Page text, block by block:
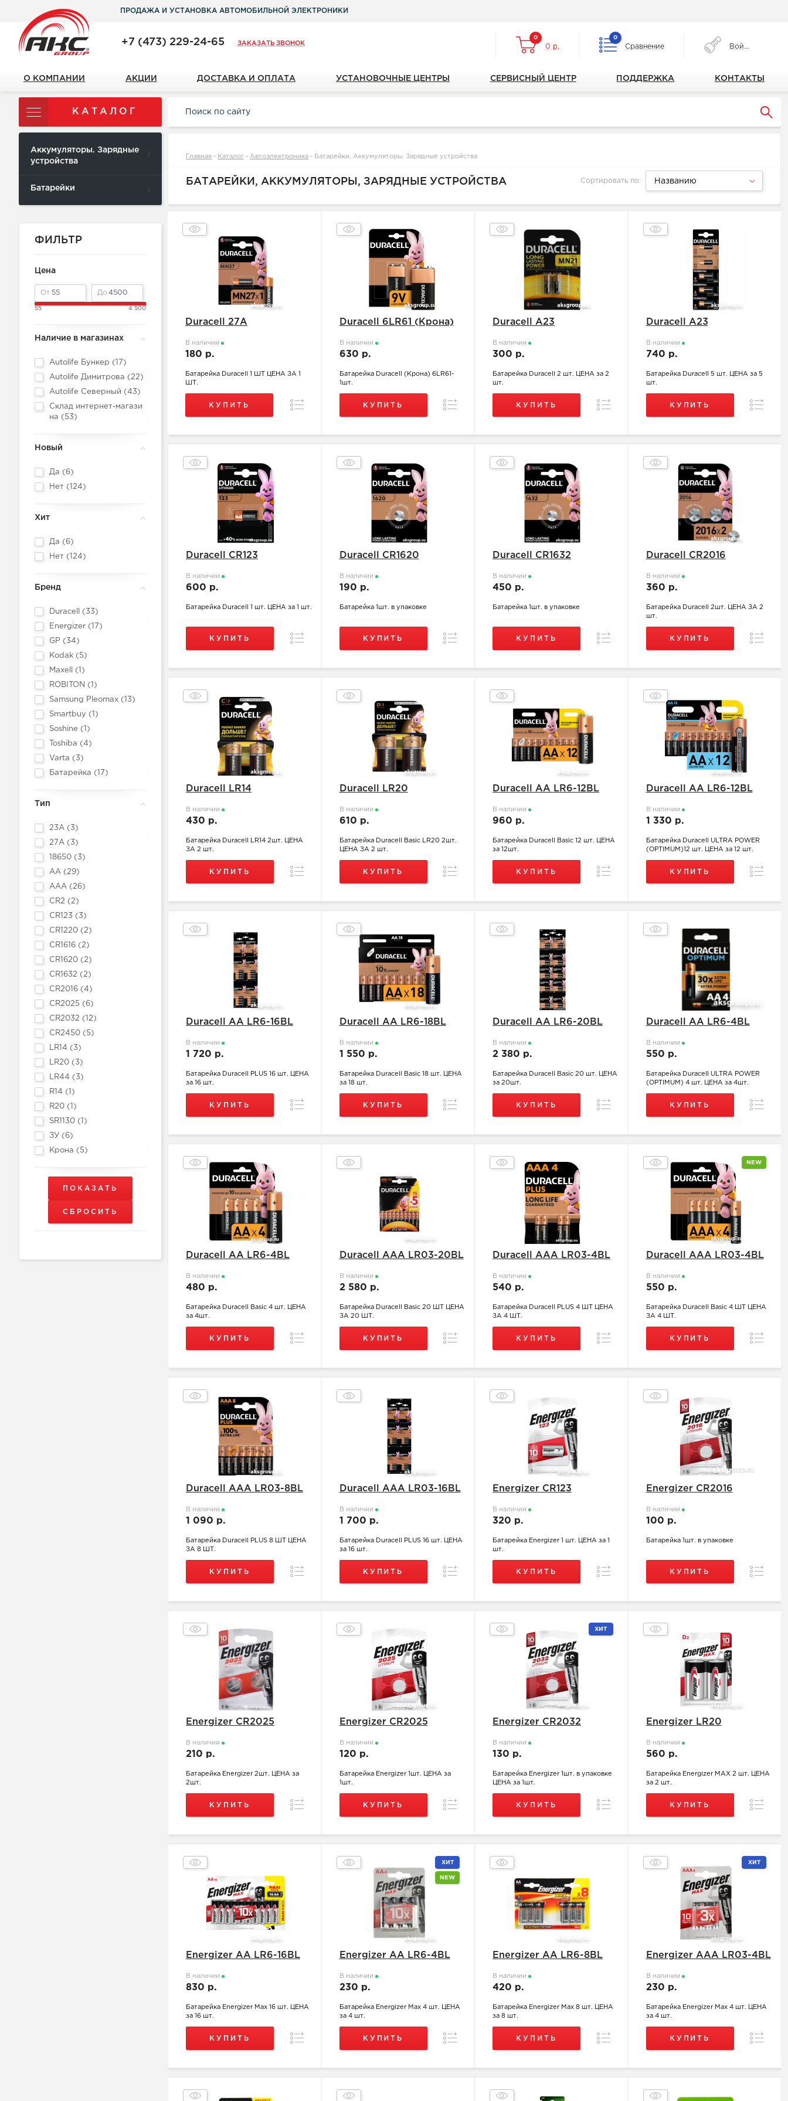
ПРОДАЖА И УСТАНОВКА АВТОМОБИЛЬНОЙ ЭЛЕКТРОНИКИ
+7 (473) 229-24-65 ЗАКАЗАТЬ ЗВОНОК
0
0 р.
0
Сравнение Войти
О КОМПАНИИ АКЦИИ ДОСТАВКА И ОПЛАТА УСТАНОВОЧНЫЕ ЦЕНТРЫ СЕРВИСНЫЙ ЦЕНТР ПОДДЕРЖКА КОНТАКТЫ
КАТАЛОГ
Аккумуляторы. Зарядные
устройства
Батарейки
ФИЛЬТР
Цена
От До
55 4 500
Наличие в магазинах
Autolife Бункер ( 17)
Autolife Димитрова ( 22)
Autolife Северный (43)
Склад интернет-магази
на ( 53)
Новый
Да (6)
Нет ( 124)
Хит
Да (6)
Нет ( 124)
Бренд
Duracell ( 33)
Energizer ( 17)
GP ( 34)
Kodak ( 5)
Maxell ( )
ROBITON ( )
Samsung Pleomax ( 13)
Smartbuy ( )
Soshine ( )
Toshiba (4)
Varta ( 3)
Батарейка ( 17)
Тип
23A ( 3)
27A ( 3)
18650 ( 3)
AA ( 29)
AAA ( 26)
CR2 ( 2)
CR123 ( 3)
CR1220 ( 2)
CR1616 ( 2)
CR1620 ( 2)
CR1632 ( 2)
CR2016 (4)
CR2025 (6)
CR2032 ( 12)
CR2450 ( 5)
LR14 ( 3)
LR20 ( 3)
LR44 ( 3)
R14 ( )
R20 ( )
SR1130 ( )
ЗУ (6)
Крона ( 5)
Главная - Каталог - Автоэлектроника - Батарейки, Аккумуляторы, Зарядные устройства
БАТАРЕЙКИ, АККУМУЛЯТОРЫ, ЗАРЯДНЫЕ УСТРОЙСТВА Сортировать по: Названию
Duracell 27A
В наличии
180 р.
Батарейка Duracell 1 ШТ ЦЕНА ЗА 1
ШТ.
КУПИТЬ Сравнение
Duracell 6LR61 (Крона)
В наличии
630 р.
Батарейка Duracell (Крона) 6LR61-
1шт.
КУПИТЬ Сравнение
Duracell A23
В наличии
300 р.
Батарейка Duracell 2 шт. ЦЕНА за 2
шт.
КУПИТЬ Сравнение
Duracell A23
В наличии
740 р.
Батарейка Duracell 5 шт. ЦЕНА за 5
шт.
КУПИТЬ
Duracell CR123
В наличии
600 р.
Батарейка Duracell 1 шт. ЦЕНА за 1 шт.
КУПИТЬ Сравнение
Duracell CR1620
В наличии
190 р.
Батарейка 1шт. в упаковке
КУПИТЬ Сравнение
Duracell CR1632
В наличии
450 р.
Батарейка 1шт. в упаковке
КУПИТЬ Сравнение
Duracell CR2016
В наличии
360 р.
Батарейка Duracell 2шт. ЦЕНА ЗА 2
шт.
КУПИТЬ
Duracell LR14
В наличии
430 р.
Батарейка Duracell LR14 2шт. ЦЕНА
ЗА 2 шт.
КУПИТЬ Сравнение
Duracell LR20
В наличии
610 р.
Батарейка Duracell Basic LR20 2шт.
ЦЕНА ЗА 2 шт.
КУПИТЬ Сравнение
Duracell АА LR6-12BL
В наличии
960 р.
Батарейка Duracell Basic 12 шт. ЦЕНА
за 12шт.
КУПИТЬ Сравнение
Duracell АА LR6-12BL
В наличии
1 330 р.
Батарейка Duracell ULTRA POWER
(OPTIMUM)12 шт. ЦЕНА за 12 шт.
КУПИТЬ
Duracell АА LR6-16BL
В наличии
1 720 р.
Батарейка Duracell PLUS 16 шт. ЦЕНА
за 16 шт.
КУПИТЬ Сравнение
Duracell АА LR6-18BL
В наличии
1 550 р.
Батарейка Duracell Basic 18 шт. ЦЕНА
за 18 шт.
КУПИТЬ Сравнение
Duracell АА LR6-20BL
В наличии
2 380 р.
Батарейка Duracell Basic 20 шт. ЦЕНА
за 20шт.
КУПИТЬ Сравнение
Duracell АА LR6-4BL
В наличии
550 р.
Батарейка Duracell ULTRA POWER
(OPTIMUM) 4 шт. ЦЕНА за 4шт.
КУПИТЬ
Duracell АА LR6-4BL
В наличии
480 р.
Батарейка Duracell Basic 4 шт. ЦЕНА
за 4шт.
КУПИТЬ Сравнение
Duracell ААA LR03-20BL
В наличии
2 580 р.
Батарейка Duracell Basic 20 ШТ ЦЕНА
ЗА 20 ШТ.
КУПИТЬ Сравнение
Duracell ААA LR03-4BL
В наличии
540 р.
Батарейка Duracell PLUS 4 ШТ ЦЕНА
ЗА 4 ШТ.
КУПИТЬ Сравнение
NEW
Duracell ААA LR03-4BL
В наличии
550 р.
Батарейка Duracell Basic 4 ШТ ЦЕНА
ЗА 4 ШТ.
КУПИТЬ
Duracell ААA LR03-8BL
В наличии
1 090 р.
Батарейка Duracell PLUS 8 ШТ ЦЕНА
ЗА 8 ШТ.
КУПИТЬ Сравнение
Duracell ААА LR03-16BL
В наличии
1 700 р.
Батарейка Duracell PLUS 16 шт. ЦЕНА
за 16 шт.
КУПИТЬ Сравнение
Energizer CR123
В наличии
320 р.
Батарейка Energizer 1 шт. ЦЕНА за 1
шт.
КУПИТЬ Сравнение
Energizer CR2016
В наличии
100 р.
Батарейка 1шт. в упаковке
КУПИТЬ
Energizer CR2025
В наличии
210 р.
Батарейка Energizer 2шт. ЦЕНА за
2шт.
КУПИТЬ Сравнение
Energizer CR2025
В наличии
120 р.
Батарейка Energizer 1шт. ЦЕНА за
1шт.
КУПИТЬ Сравнение
ХИТ
Energizer CR2032
В наличии
130 р.
Батарейка Energizer 1шт. в упаковке
ЦЕНА за 1шт.
КУПИТЬ Сравнение
Energizer LR20
В наличии
560 р.
Батарейка Energizer MAX 2 шт. ЦЕНА
за 2 шт.
КУПИТЬ
Energizer АА LR6-16BL
В наличии
830 р.
Батарейка Energizer Max 16 шт. ЦЕНА
за 16 шт.
КУПИТЬ Сравнение
ХИТ
NEW
Energizer АА LR6-4BL
В наличии
230 р.
Батарейка Energizer Max 4 шт. ЦЕНА
за 4 шт.
КУПИТЬ Сравнение
Energizer АА LR6-8BL
В наличии
420 р.
Батарейка Energizer Max 8 шт. ЦЕНА
за 8 шт.
КУПИТЬ Сравнение
ХИТ
Energizer ААA LR03-4BL
В наличии
230 р.
Батарейка Energizer Max 4 шт. ЦЕНА
за 4 шт.
КУПИТЬ